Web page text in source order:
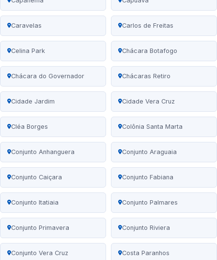
Caravelas Carlos de Freitas
Celina Park Chácara Botafogo
Chácara do Governador Chácaras Retiro
Cidade Jardim Cidade Vera Cruz
Cléa Borges Colônia Santa Marta
Conjunto Anhanguera Conjunto Araguaia
Conjunto Caiçara Conjunto Fabiana
Conjunto Itatiaia Conjunto Palmares
Conjunto Primavera Conjunto Riviera
Conjunto Vera Cruz Costa Paranhos